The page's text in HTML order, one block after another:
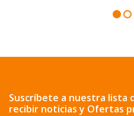
Suscríbete a nuestra lista
recibir noticias y Ofertas